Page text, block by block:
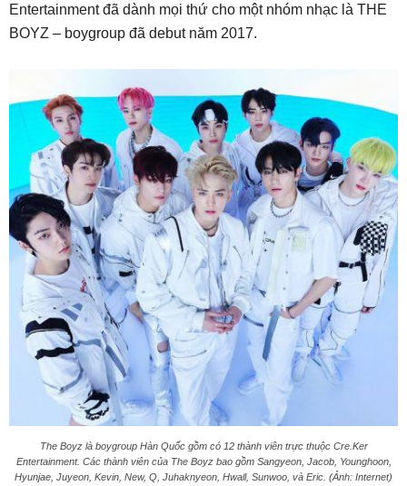
Entertainment đã dành mọi thứ cho một nhóm nhạc là THE
BOYZ – boygroup đã debut năm 2017.
The Boyz là boygroup Hàn Quốc gồm có 12 thành viên trực thuộc Cre.Ker
Entertainment. Các thành viên của The Boyz bao gồm Sangyeon, Jacob, Younghoon,
Hyunjae, Juyeon, Kevin, New, Q, Juhaknyeon, Hwall, Sunwoo, và Eric. (Ảnh: Internet)